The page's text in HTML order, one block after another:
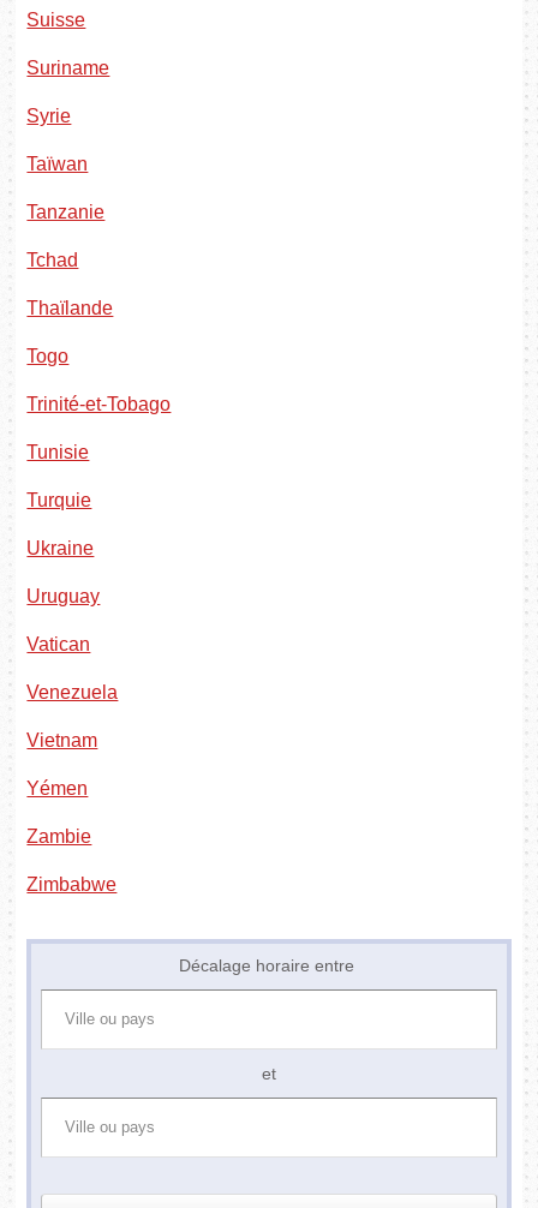
Suisse
Suriname
Syrie
Taïwan
Tanzanie
Tchad
Thaïlande
Togo
Trinité-et-Tobago
Tunisie
Turquie
Ukraine
Uruguay
Vatican
Venezuela
Vietnam
Yémen
Zambie
Zimbabwe
Décalage horaire entre
et